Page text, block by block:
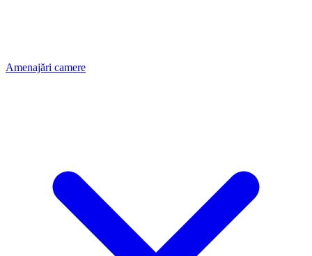
Amenajări camere